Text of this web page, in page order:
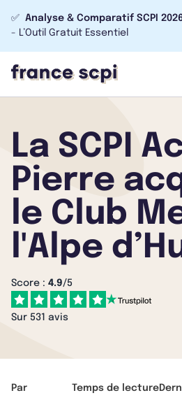
✅ Analyse & Comparatif SCPI
- L’Outil Gratuit Essentiel
La SCPI
Pierre
le Club
l'Alpe
Score : 4.9/5
Sur 531 avis
Par Temps de lecture